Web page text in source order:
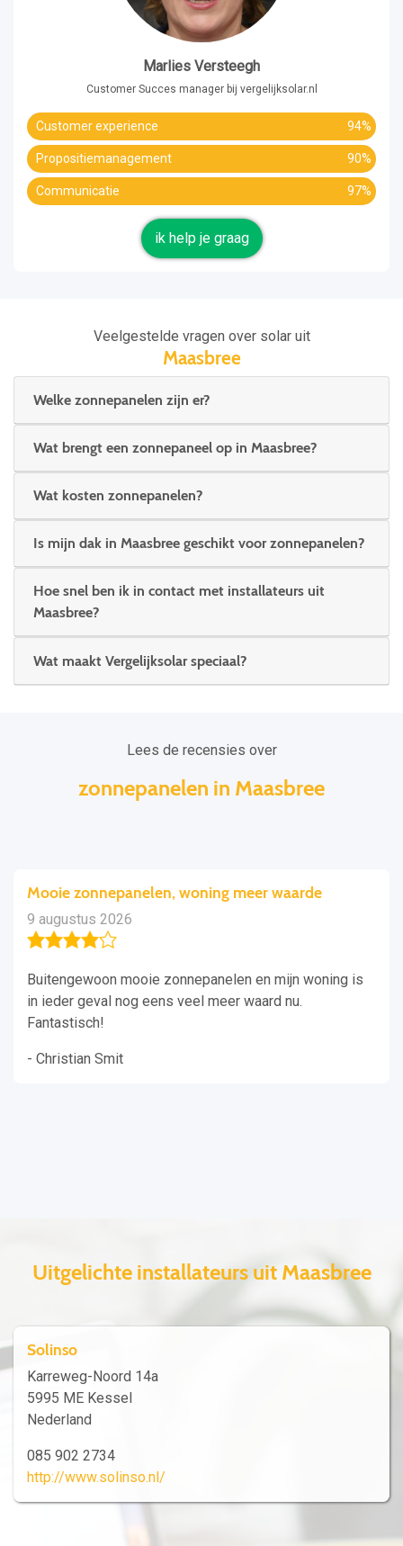
Marlies Versteegh
Customer Succes manager bij vergelijksolar.nl
Customer experience 94%
Propositiemanagement 90%
Communicatie 97%
ik help je graag
Veelgestelde vragen over solar uit
Maasbree
Welke zonnepanelen zijn er?
Wat brengt een zonnepaneel op in Maasbree?
Wat kosten zonnepanelen?
Is mijn dak in Maasbree geschikt voor zonnepanelen?
Hoe snel ben ik in contact met installateurs uit
Maasbree?
Wat maakt Vergelijksolar speciaal?
Lees de recensies over
zonnepanelen in Maasbree
Mooie zonnepanelen, woning meer waarde
9 augustus 2026
Buitengewoon mooie zonnepanelen en mijn woning is
in ieder geval nog eens veel meer waard nu.
Fantastisch!
- Christian Smit
Uitgelichte installateurs uit Maasbree
Solinso
Karreweg-Noord 14a
5995 ME Kessel
Nederland
085 902 2734
http://www.solinso.nl/